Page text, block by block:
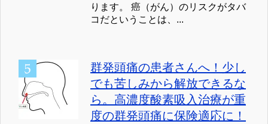
ります。 癌（がん）のリスクがタバ
コだということは、...
群発頭痛の患者さんへ！少し
でも苦しみから解放できるな
ら。高濃度酸素吸入治療が重
度の群発頭痛に保険適応に！